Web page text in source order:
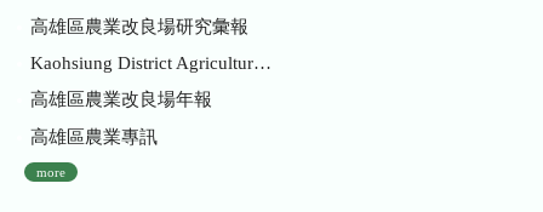
高雄區農業改良場研究彙報
Kaohsiung District Agricultural Research and Extension Station
高雄區農業改良場年報
高雄區農業專訊
more